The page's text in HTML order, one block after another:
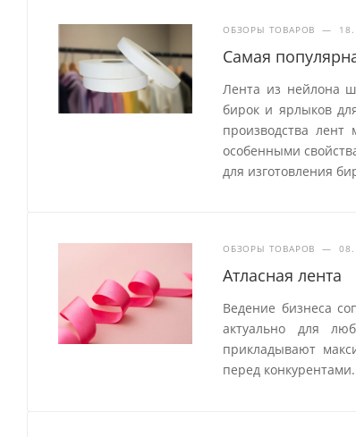
ОБЗОРЫ ТОВАРОВ —
Самая
Лента из нейлона
бирок и ярлыков
производства лент
особенными
для изготовления
ОБЗОРЫ ТОВАРОВ —
Атласная лента
Ведение бизнеса
актуально для
прикладывают
перед конкурентами.